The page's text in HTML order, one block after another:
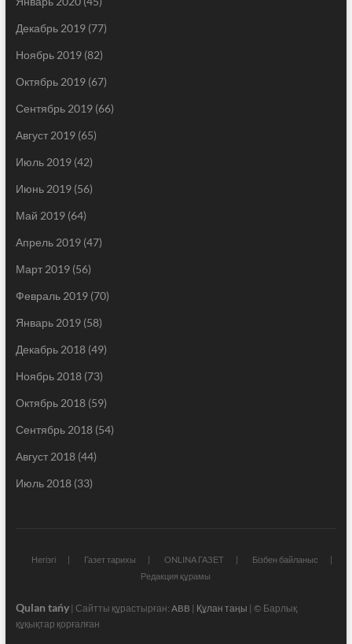
Декабрь 2019(77)
Ноябрь 2019(82)
Октябрь 2019(67)
Сентябрь 2019(66)
Август 2019(65)
Июль 2019(42)
Июнь 2019(56)
Май 2019(64)
Апрель 2019(47)
Март 2019(56)
Февраль 2019(70)
Январь 2019(58)
Декабрь 2018(49)
Ноябрь 2018(73)
Октябрь 2018(59)
Сентябрь 2018(54)
Август 2018(44)
Июль 2018(33)
Негізгі Газет тарихы ONLINA ГАЗЕТ
Бізбен байланыс
Редакция құрамы
Qulan tańy| Сайтты құрастырған: ABB | Құлан таңы | © Барлық
құқықтар қорғалған